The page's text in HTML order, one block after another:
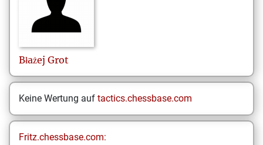
Błażej Grot
Keine Wertung auf tactics.chessbase.com
Fritz.chessbase.com: